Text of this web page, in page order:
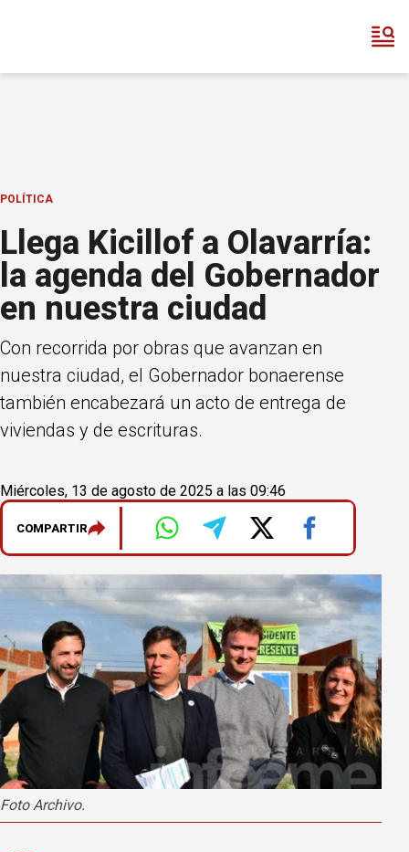
POLÍTICA
Llega Kicillof a Olavarría:
la agenda del Gobernador
en nuestra ciudad
Con recorrida por obras que avanzan en
nuestra ciudad, el Gobernador bonaerense
también encabezará un acto de entrega de
viviendas y de escrituras.
Miércoles, 13 de agosto de 2025 a las 09:46
COMPARTIR
Foto Archivo.